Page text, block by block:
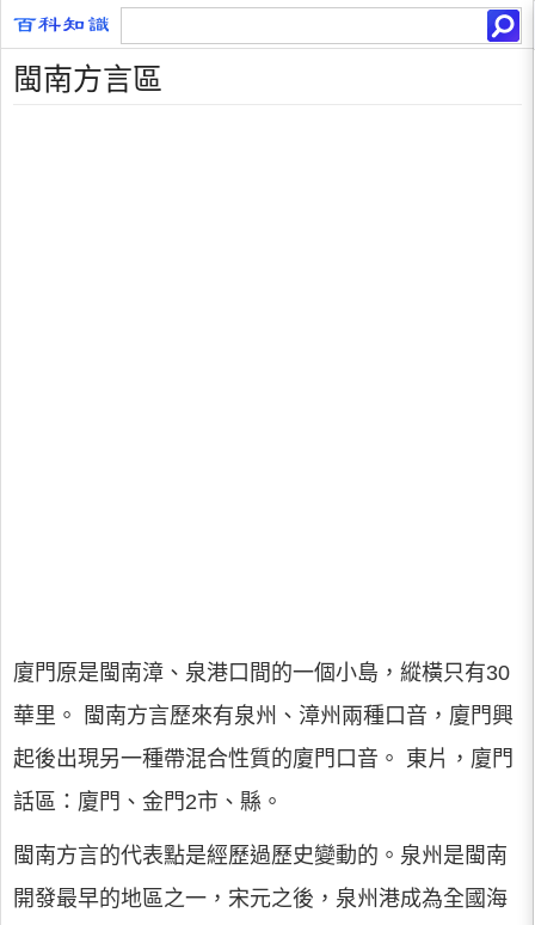
閩南方言區
廈門原是閩南漳、泉港口間的一個小島，縱橫只有30
華里。 閩南方言歷來有泉州、漳州兩種口音，廈門興
起後出現另一種帶混合性質的廈門口音。 東片，廈門
話區：廈門、金門2市、縣。
閩南方言的代表點是經歷過歷史變動的。泉州是閩南
開發最早的地區之一，宋元之後，泉州港成為全國海